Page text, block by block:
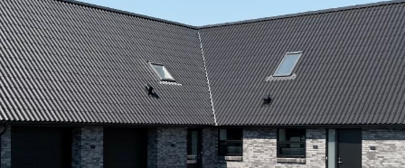
Om os
Services
Inspiration
Bestil en produktprøve
Bæredygtighed
Downloads